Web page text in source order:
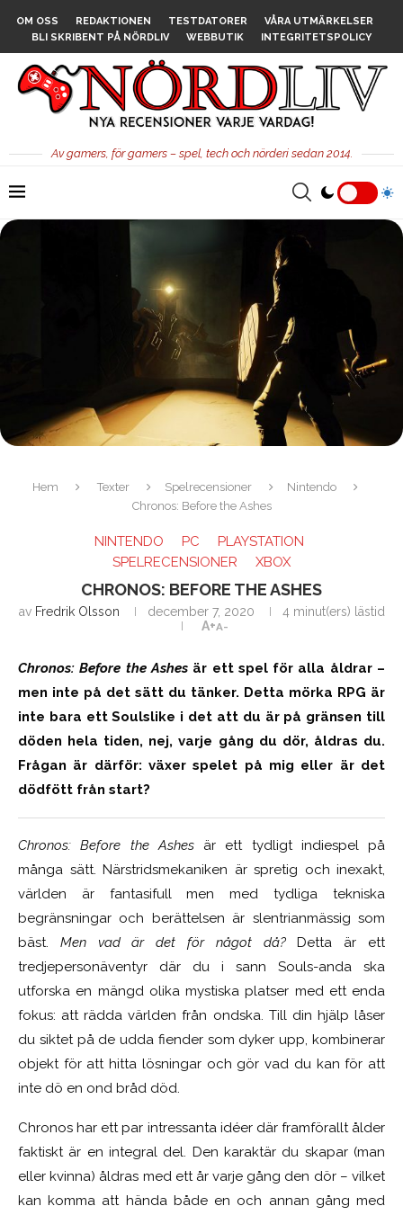
OM OSS REDAKTIONEN TESTDATORER
VÅRA UTMÄRKELSER
BLI SKRIBENT PÅ NÖRDLIV
WEBBUTIK INTEGRITETSPOLICY
Av gamers, för gamers – spel, tech och nörderi sedan 2014.
Hem Texter Spelrecensioner
Nintendo
Chronos: Before the Ashes
NINTENDO PC
PLAYSTATION
SPELRECENSIONER
XBOX
CHRONOS: BEFORE THE ASHES
av Fredrik Olsson december 7, 2020
4 minut(ers) lästid
A+A-
Chronos: Before the Ashesär ett spel för alla åldrar –
men inte på det sätt du tänker. Detta mörka RPG är
inte bara ett Soulslike i det att du är på gränsen till
döden hela tiden, nej, varje gång du dör, åldras du.
Frågan är därför: växer spelet på mig eller är det
dödfött från start?
Chronos: Before the Ashesär ett tydligt indiespel på
många sätt. Närstridsmekaniken är spretig och inexakt,
världen är fantasifull men med tydliga tekniska
begränsningar och berättelsen är slentrianmässig som
bäst. Men vad är det för något då?Detta är ett
tredjepersonäventyr där du i sann Souls-anda ska
utforska en mängd olika mystiska platser med ett enda
fokus: att rädda världen från ondska. Till din hjälp låser
du siktet på de udda fiender som dyker upp, kombinerar
objekt för att hitta lösningar och gör vad du kan för att
inte dö en ond bråd död.
Chronos har ett par intressanta idéer där framförallt ålder
faktiskt är en integral del. Den karaktär du skapar (man
eller kvinna) åldras med ett år varje gång den dör – vilket
kan komma att hända både en och annan gång med